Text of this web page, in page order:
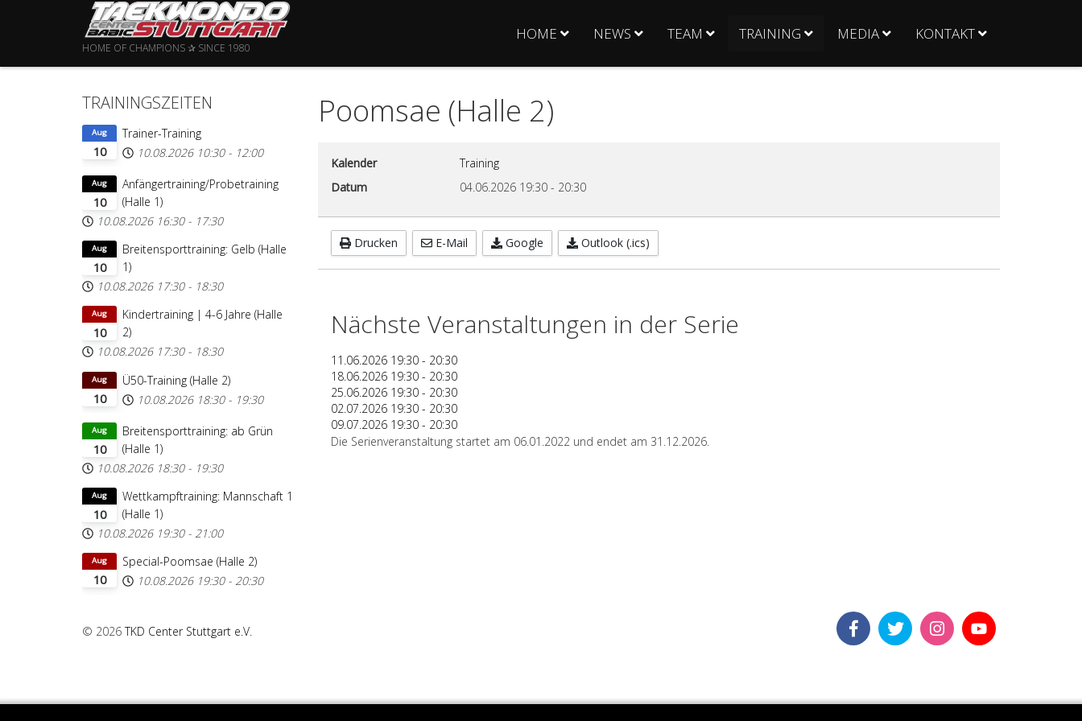
HOME OF CHAMPIONS ✰ SINCE 1980
HOME NEWS TEAM TRAINING MEDIA KONTAKT
TRAININGSZEITEN
10
Aug
Trainer-Training
10.08.2026 10:30 - 12:00
10
Aug
Anfängertraining/Probetraining
(Halle 1)
10.08.2026 16:30 - 17:30
10
Aug
Breitensporttraining: Gelb (Halle
1)
10.08.2026 17:30 - 18:30
10
Aug
Kindertraining | 4-6 Jahre (Halle
2)
10.08.2026 17:30 - 18:30
10
Aug
Ü50-Training (Halle 2)
10.08.2026 18:30 - 19:30
10
Aug
Breitensporttraining: ab Grün
(Halle 1)
10.08.2026 18:30 - 19:30
10
Aug
Wettkampftraining: Mannschaft 1
(Halle 1)
10.08.2026 19:30 - 21:00
10
Aug
Special-Poomsae (Halle 2)
10.08.2026 19:30 - 20:30
Poomsae (Halle 2)
Kalender
Training
Datum
04.06.2026 19:30 - 20:30
Drucken E-Mail Google Outlook (.ics)
Nächste Veranstaltungen in der Serie
11.06.2026 19:30 - 20:30
18.06.2026 19:30 - 20:30
25.06.2026 19:30 - 20:30
02.07.2026 19:30 - 20:30
09.07.2026 19:30 - 20:30
Die Serienveranstaltung startet am 06.01.2022 und endet am 31.12.2026.
© 2026TKD Center Stuttgart e.V.